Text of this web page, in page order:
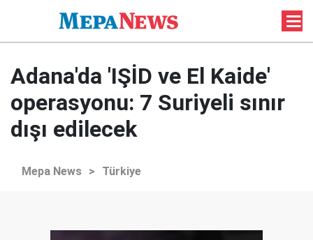
Adana'da 'IŞİD ve El Kaide'
operasyonu: 7 Suriyeli sınır
dışı edilecek
Mepa News > Türkiye